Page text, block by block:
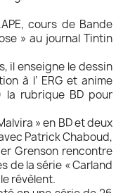
cours de Bande
» au journal Tintin
il enseigne le dessin
à l’ ERG et anime
la rubrique BD pour
» en BD et deux
Patrick Chaboud,
Grenson rencontre
de la série « Carland
révèlent.